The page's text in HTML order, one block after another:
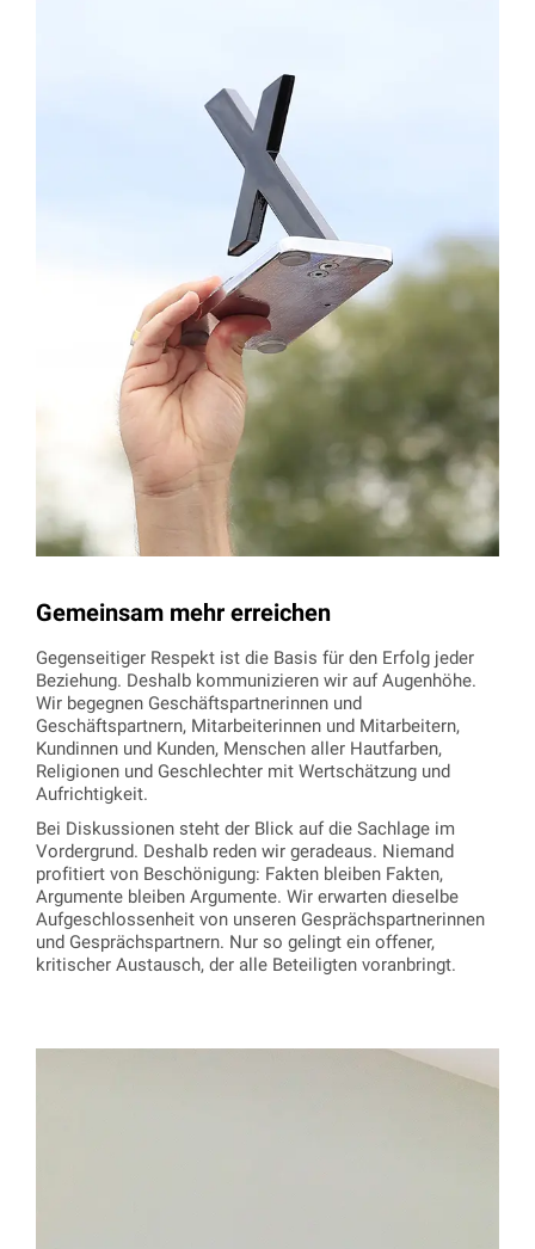
Gemeinsam mehr erreichen
Gegenseitiger Respekt ist die Basis für den Erfolg jeder
Beziehung. Deshalb kommunizieren wir auf Augenhöhe.
Wir begegnen Geschäftspartnerinnen und
Geschäftspartnern, Mitarbeiterinnen und Mitarbeitern,
Kundinnen und Kunden, Menschen aller Hautfarben,
Religionen und Geschlechter mit Wertschätzung und
Aufrichtigkeit.
Bei Diskussionen steht der Blick auf die Sachlage im
Vordergrund. Deshalb reden wir geradeaus. Niemand
profitiert von Beschönigung: Fakten bleiben Fakten,
Argumente bleiben Argumente. Wir erwarten dieselbe
Aufgeschlossenheit von unseren Gesprächspartnerinnen
und Gesprächspartnern. Nur so gelingt ein offener,
kritischer Austausch, der alle Beteiligten voranbringt.